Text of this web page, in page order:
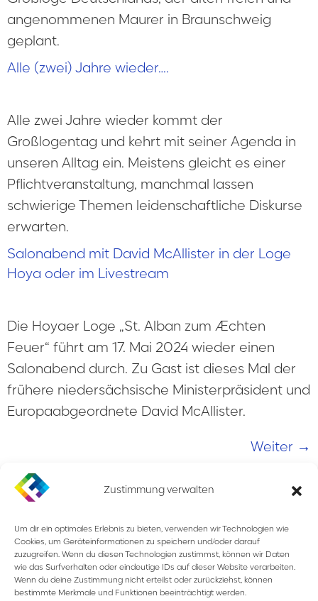
Zustimmung verwalten
Um dir ein optimales Erlebnis zu bieten, verwenden wir Technologien wie
Cookies, um Geräteinformationen zu speichern und/oder darauf
zuzugreifen. Wenn du diesen Technologien zustimmst, können wir Daten
wie das Surfverhalten oder eindeutige IDs auf dieser Website verarbeiten.
Wenn du deine Zustimmung nicht erteilst oder zurückziehst, können
bestimmte Merkmale und Funktionen beeinträchtigt werden.
angenommenen Maurer in Braunschweig
geplant.
Alle (zwei) Jahre wieder….
Alle zwei Jahre wieder kommt der
Großlogentag und kehrt mit seiner Agenda in
unseren Alltag ein. Meistens gleicht es einer
Pflichtveranstaltung, manchmal lassen
schwierige Themen leidenschaftliche Diskurse
erwarten.
Salonabend mit David McAllister in der Loge
Hoya oder im Livestream
Die Hoyaer Loge „St. Alban zum Æchten
Feuer“ führt am 17. Mai 2024 wieder einen
Salonabend durch. Zu Gast ist dieses Mal der
frühere niedersächsische Ministerpräsident und
Europaabgeordnete David McAllister.
Weiter →